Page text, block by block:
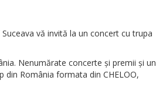
vă invită la un concert cu trupa
Nenumărate concerte și premii și un
din România formata din CHELOO,